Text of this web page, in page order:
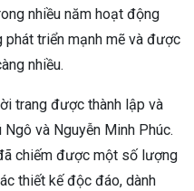
nhiều năm hoạt động
triển mạnh mẽ và được
nhiều.
trang được thành lập và
và Nguyễn Minh Phúc.
chiếm được một số lượng
thiết kế độc đáo, dành